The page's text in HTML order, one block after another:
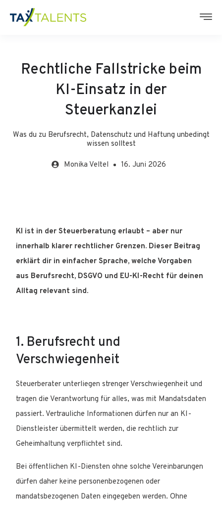
Rechtliche Fallstricke beim
KI-Einsatz in der
Steuerkanzlei
Was du zu Berufsrecht, Datenschutz und Haftung unbedingt
wissen solltest
Monika Veltel 16. Juni 2026
KI ist in der Steuerberatung erlaubt – aber nur
innerhalb klarer rechtlicher Grenzen. Dieser Beitrag
erklärt dir in einfacher Sprache, welche Vorgaben
aus Berufsrecht, DSGVO und EU-KI-Recht für deinen
Alltag relevant sind.
1. Berufsrecht und
Verschwiegenheit
Steuerberater unterliegen strenger Verschwiegenheit und
tragen die Verantwortung für alles, was mit Mandatsdaten
passiert. Vertrauliche Informationen dürfen nur an KI-
Dienstleister übermittelt werden, die rechtlich zur
Geheimhaltung verpflichtet sind.
Bei öffentlichen KI-Diensten ohne solche Vereinbarungen
dürfen daher keine personenbezogenen oder
mandatsbezogenen Daten eingegeben werden. Ohne